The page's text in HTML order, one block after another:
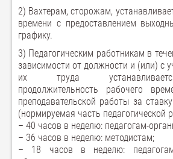
2) Вахтерам, сторожам,
времени с предоставлением
графику.
3) Педагогическим работникам в
зависимости от должности и (или) с
их труда
продолжительность рабочего
преподавательской работы за
(нормируемая часть педагогической
– 40 часов в неделю: педагогам-
– 36 часов в неделю: методистам;
– 18 часов в неделю: педагогам